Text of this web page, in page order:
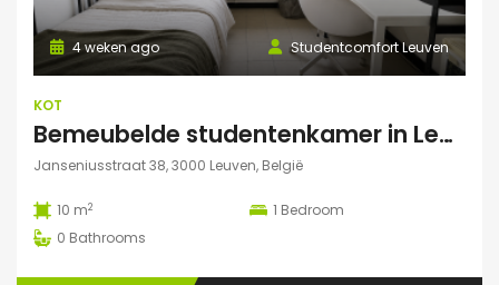
Studentcomfort Leuven
4 weken ago
KOT
Bemeubelde studentenkamer in Leuven – Regina Mundi
Janseniusstraat 38, 3000 Leuven, België
10 m2 1 Bedroom
0 Bathrooms